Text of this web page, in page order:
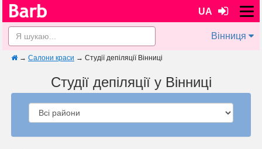
UA
Вінниця
→ Салони краси → Студії депіляції Вінниці
Студії депіляції у Вінниці